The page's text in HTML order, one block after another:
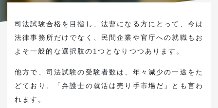
メールマガジン登録
お役立ち資料ダウンロード
転職支援・求人紹介はこちら
司法試験合格を目指し、法曹になる方にとって、今は
法律事務所だけでなく、民間企業や官庁への就職もお
よそ一般的な選択肢の1つとなりつつあります。
他方で、司法試験の受験者数は、年々減少の一途をた
どており、「弁護士の就活は売り手市場だ」とも言わ
れます。